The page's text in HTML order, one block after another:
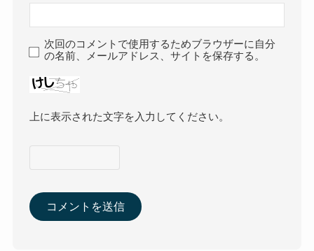
次回のコメントで使用するためブラウザーに自分
の名前、メールアドレス、サイトを保存する。
上に表示された文字を入力してください。